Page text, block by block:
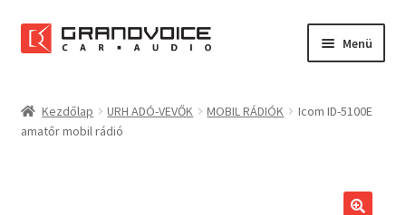
Ugrás
a
Kilépés
a
Menü
Kezdőlap URH ADÓ-VEVŐK MOBIL RÁDIÓK
Icom ID-5100E
amatőr mobil rádió